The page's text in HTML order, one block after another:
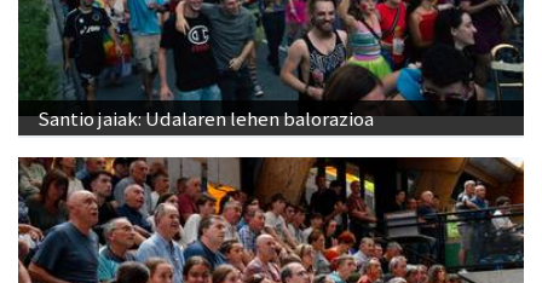
Santio jaiak: Udalaren lehen balorazioa